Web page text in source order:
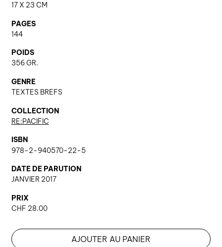
17 X 23 CM
PAGES
144
POIDS
356 GR.
GENRE
TEXTES BREFS
COLLECTION
RE:PACIFIC
ISBN
978-2-940570-22-5
DATE DE PARUTION
JANVIER 2017
PRIX
CHF 28.00
AJOUTER AU PANIER